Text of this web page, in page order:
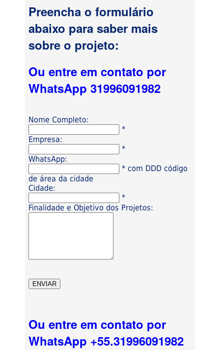
Preencha o formulário
abaixo para saber mais
sobre o projeto:
Ou entre em contato por
WhatsApp 31996091982
Nome Completo:
*
Empresa:
*
WhatsApp:
* com DDD código
de área da cidade
Cidade:
*
Finalidade e Objetivo dos Projetos:
Ou entre em contato por
WhatsApp +55.31996091982